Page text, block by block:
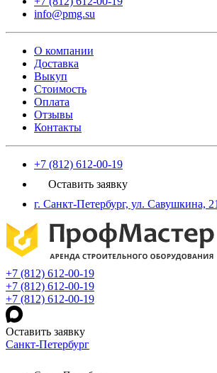
info@pmg.su
О компании
Доставка
Выкуп
Стоимость
Оплата
Отзывы
Контакты
+7 (812) 612-00-19
Оставить заявку
г. Санкт-Петербург, ул. Савушкина,
+7 (812) 612-00-19
+7 (812) 612-00-19
+7 (812) 612-00-19
Оставить заявку
Санкт-Петербург